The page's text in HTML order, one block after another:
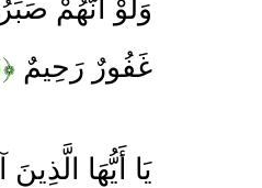
وَلَوْ أَنَّهُمْ
غَفُورٌ رَحِيمٌ ﴿۵﴾
يَا أَيُّهَا